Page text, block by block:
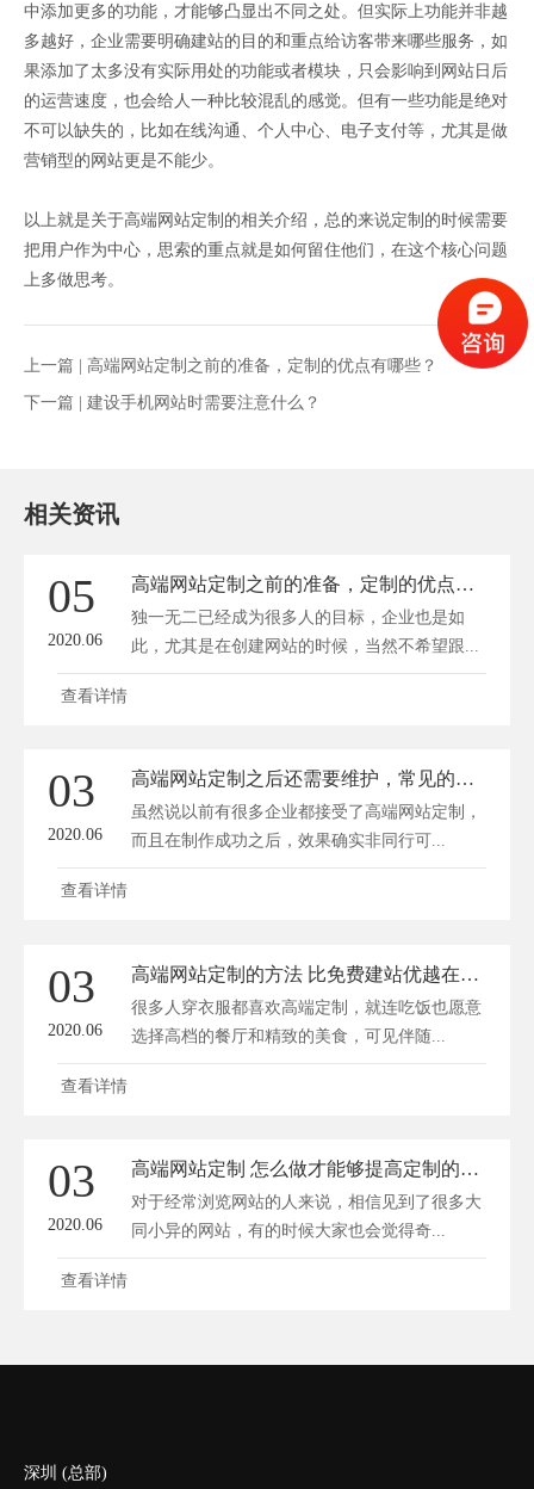
中添加更多的功能，才能够凸显出不同之处。但实际上功能并非越
多越好，企业需要明确建站的目的和重点给访客带来哪些服务，如
果添加了太多没有实际用处的功能或者模块，只会影响到网站日后
的运营速度，也会给人一种比较混乱的感觉。但有一些功能是绝对
不可以缺失的，比如在线沟通、个人中心、电子支付等，尤其是做
营销型的网站更是不能少。
以上就是关于高端网站定制的相关介绍，总的来说定制的时候需要
把用户作为中心，思索的重点就是如何留住他们，在这个核心问题
上多做思考。
上一篇 | 高端网站定制之前的准备，定制的优点有哪些？
下一篇 | 建设手机网站时需要注意什么？
相关资讯
05
2020.06
高端网站定制之前的准备，定制的优点有哪些？
独一无二已经成为很多人的目标，企业也是如
此，尤其是在创建网站的时候，当然不希望跟...
查看详情
03
2020.06
高端网站定制之后还需要维护，常见的建站方式
虽然说以前有很多企业都接受了高端网站定制，
而且在制作成功之后，效果确实非同行可...
查看详情
03
2020.06
高端网站定制的方法 比免费建站优越在哪方面？
很多人穿衣服都喜欢高端定制，就连吃饭也愿意
选择高档的餐厅和精致的美食，可见伴随...
查看详情
03
2020.06
高端网站定制 怎么做才能够提高定制的水平
对于经常浏览网站的人来说，相信见到了很多大
同小异的网站，有的时候大家也会觉得奇...
查看详情
深圳 (总部)